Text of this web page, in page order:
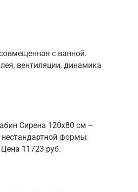
с ванной.
вентиляции, динамика
Сирена 120х80 см –
формы:
11723 руб.